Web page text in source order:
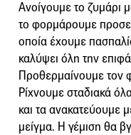
Ανοίγουμε το ζυμάρι
το φορμάρουμε
οποία έχουμε
καλύψει όλη την
Προθερμαίνουμε τον
Ρίχνουμε σταδιακά
και τα ανακατεύουμε
μείγμα. Η γέμιση θα